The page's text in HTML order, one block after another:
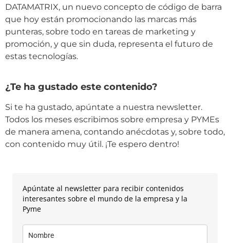
DATAMATRIX, un nuevo concepto de código de barra
que hoy están promocionando las marcas más
punteras, sobre todo en tareas de marketing y
promoción, y que sin duda, representa el futuro de
estas tecnologías.
¿Te ha gustado este contenido?
Si te ha gustado, apúntate a nuestra newsletter.
Todos los meses escribimos sobre empresa y PYMEs
de manera amena, contando anécdotas y, sobre todo,
con contenido muy útil. ¡Te espero dentro!
Apúntate al newsletter para recibir contenidos
interesantes sobre el mundo de la empresa y la
Pyme